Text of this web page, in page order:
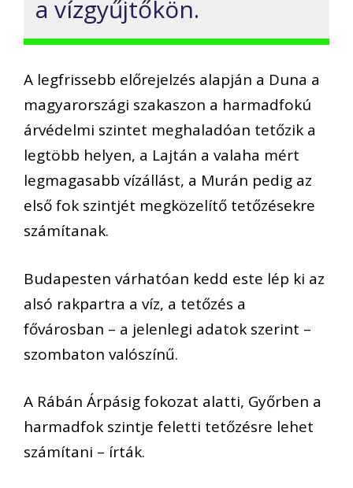
a vízgyűjtőkön.
A legfrissebb előrejelzés alapján a Duna a
magyarországi szakaszon a harmadfokú
árvédelmi szintet meghaladóan tetőzik a
legtöbb helyen, a Lajtán a valaha mért
legmagasabb vízállást, a Murán pedig az
első fok szintjét megközelítő tetőzésekre
számítanak.
Budapesten várhatóan kedd este lép ki az
alsó rakpartra a víz, a tetőzés a
fővárosban – a jelenlegi adatok szerint –
szombaton valószínű.
A Rábán Árpásig fokozat alatti, Győrben a
harmadfok szintje feletti tetőzésre lehet
számítani – írták.